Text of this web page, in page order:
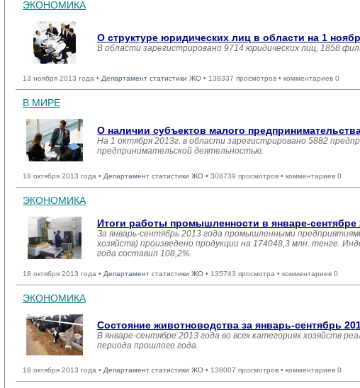
ЭКОНОМИКА
О структуре юридических лиц в области на 1
В области зарегистрировано 9714 юридических лиц, 1858
13 ноября 2013 года • Департамент статистики ЖО • 138337 просмотров • комментариев 0
В МИРЕ
О наличии субъектов малого
На 1 октября 2013г. в области зарегистрировано 5882
предпринимательской деятельностью.
18 октября 2013 года • Департамент статистики ЖО • 308739 просмотров • комментариев 0
ЭКОНОМИКА
Итоги работы промышленности в январе-сентябре
За январь-сентябрь 2013 года промышленными
хозяйств) произведено продукции на 174048,3 млн. тенге.
года составил 108,2%.
18 октября 2013 года • Департамент статистики ЖО • 135743 просмотра • комментариев 0
ЭКОНОМИКА
Состояние животноводства за январь-сентябрь
В январе-сентябре 2013 года во всех категориях хозяйств
периода прошлого года.
18 октября 2013 года • Департамент статистики ЖО • 138007 просмотров • комментариев 0